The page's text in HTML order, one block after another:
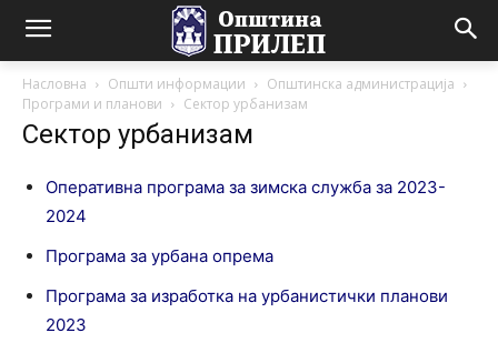
Насловна Општи информации
Општинска администрација
Програми и планови
Сектор урбанизам
Сектор урбанизам
Оперативна програма за зимска служба за 2023-
2024
Програма за урбана опрема
Програма за изработка на урбанистички планови
2023